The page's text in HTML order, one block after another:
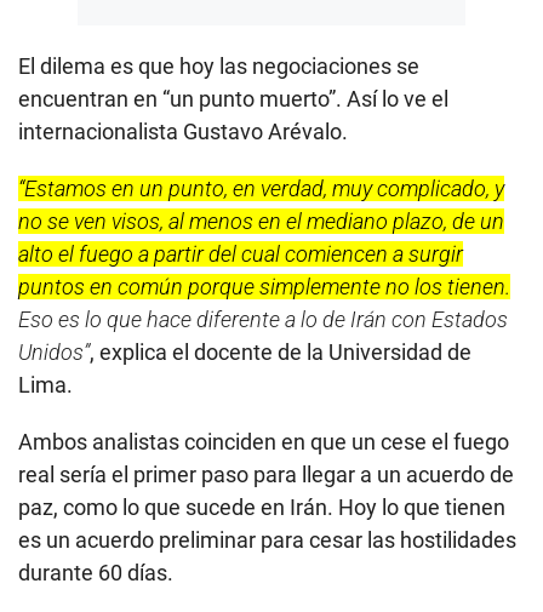
El dilema es que hoy las negociaciones se
encuentran en “un punto muerto”. Así lo ve el
internacionalista Gustavo Arévalo.
“Estamos en un punto, en verdad, muy complicado, y
no se ven visos, al menos en el mediano plazo, de un
alto el fuego a partir del cual comiencen a surgir
puntos en común porque simplemente no los tienen.
Eso es lo que hace diferente a lo de Irán con Estados
Unidos”, explica el docente de la Universidad de
Lima.
Ambos analistas coinciden en que un cese el fuego
real sería el primer paso para llegar a un acuerdo de
paz, como lo que sucede en Irán. Hoy lo que tienen
es un acuerdo preliminar para cesar las hostilidades
durante 60 días.